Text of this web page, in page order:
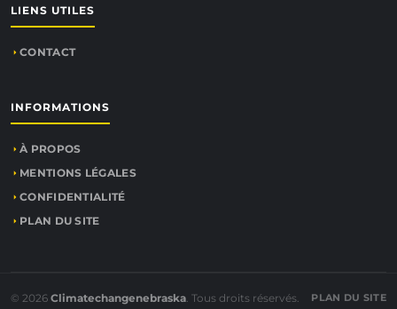
LIENS UTILES
CONTACT
INFORMATIONS
À PROPOS
MENTIONS LÉGALES
CONFIDENTIALITÉ
PLAN DU SITE
© 2026 Climatechangenebraska. Tous droits réservés. PLAN DU SITE